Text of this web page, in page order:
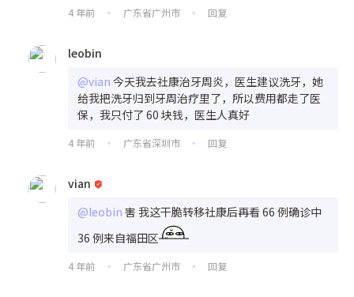
4 年前 • 广东省广州市 • 回复
leobin
@vian 今天我去社康治牙周炎，医生建议洗牙，她
给我把洗牙归到牙周治疗里了，所以费用都走了医
保，我只付了 60 块钱，医生人真好
4 年前 • 广东省深圳市 • 回复
vian
@leobin 害 我这干脆转移社康后再看 66 例确诊中
36 例来自福田区
4 年前 • 广东省广州市 • 回复